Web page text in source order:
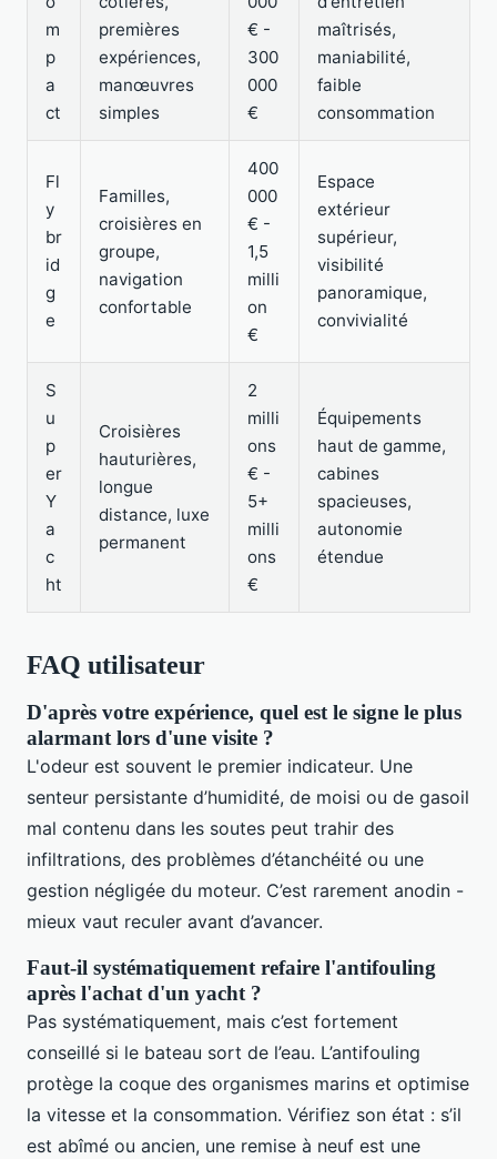
m
p
a
ct
premières
expériences,
manœuvres
simples
€ -
300
000
€
maîtrisés,
maniabilité,
faible
consommation
Fl
y
br
id
g
e
Familles,
croisières en
groupe,
navigation
confortable
400
000
€ -
1,5
milli
on
€
Espace
extérieur
supérieur,
visibilité
panoramique,
convivialité
S
u
p
er
Y
a
c
ht
Croisières
hauturières,
longue
distance, luxe
permanent
2
milli
ons
€ -
5+
milli
ons
€
Équipements
haut de gamme,
cabines
spacieuses,
autonomie
étendue
FAQ utilisateur
D'après votre expérience, quel est le signe le plus
alarmant lors d'une visite ?
L'odeur est souvent le premier indicateur. Une
senteur persistante d’humidité, de moisi ou de gasoil
mal contenu dans les soutes peut trahir des
infiltrations, des problèmes d’étanchéité ou une
gestion négligée du moteur. C’est rarement anodin -
mieux vaut reculer avant d’avancer.
Faut-il systématiquement refaire l'antifouling
après l'achat d'un yacht ?
Pas systématiquement, mais c’est fortement
conseillé si le bateau sort de l’eau. L’antifouling
protège la coque des organismes marins et optimise
la vitesse et la consommation. Vérifiez son état : s’il
est abîmé ou ancien, une remise à neuf est une